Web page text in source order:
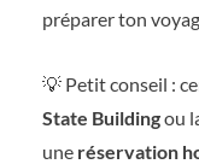
préparer ton
💡 Petit conseil :
State Buildingou
une réservation